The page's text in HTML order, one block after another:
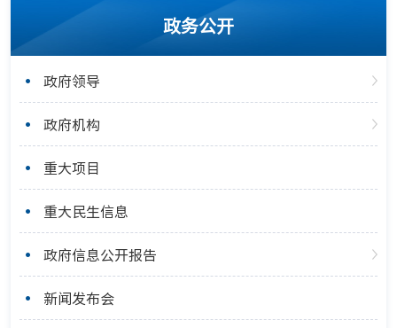
政务公开
政府领导
政府机构
重大项目
重大民生信息
政府信息公开报告
新闻发布会